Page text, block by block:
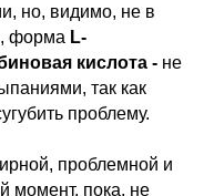
, но, видимо, не в
форма L-
кислота - не
так как
проблему.
проблемной и
момент, пока, не